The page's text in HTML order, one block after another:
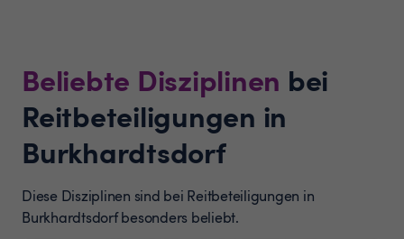
Beliebte Disziplinen bei
Reitbeteiligungen in
Burkhardtsdorf
Diese Disziplinen sind bei Reitbeteiligungen in
Burkhardtsdorf besonders beliebt.